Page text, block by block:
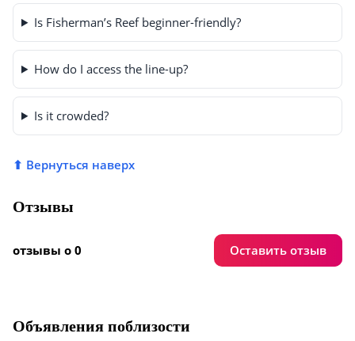
Is Fisherman’s Reef beginner-friendly?
How do I access the line-up?
Is it crowded?
⬆ Вернуться наверх
Отзывы
отзывы о 0 Оставить отзыв
Объявления поблизости